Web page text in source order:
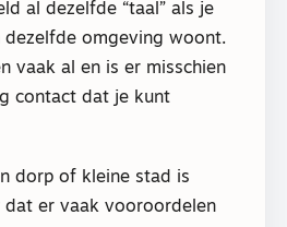
al dezelfde “taal” als je
dezelfde omgeving woont.
vaak al en is er misschien
contact dat je kunt
dorp of kleine stad is
dat er vaak vooroordelen